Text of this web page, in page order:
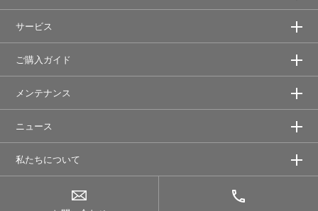
サービス
ご購入ガイド
メンテナンス
ニュース
私たちについて